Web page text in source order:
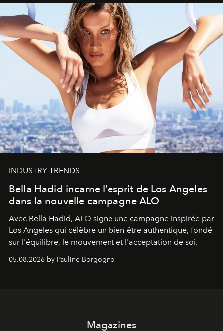
INDUSTRY TRENDS
Bella Hadid incarne l’esprit de Los Angeles
dans la nouvelle campagne ALO
Avec Bella Hadid, ALO signe une campagne inspirée par
Los Angeles qui célèbre un bien-être authentique, fondé
sur l'équilibre, le mouvement et l'acceptation de soi.
05.08.2026 by Pauline Borgogno
Magazines